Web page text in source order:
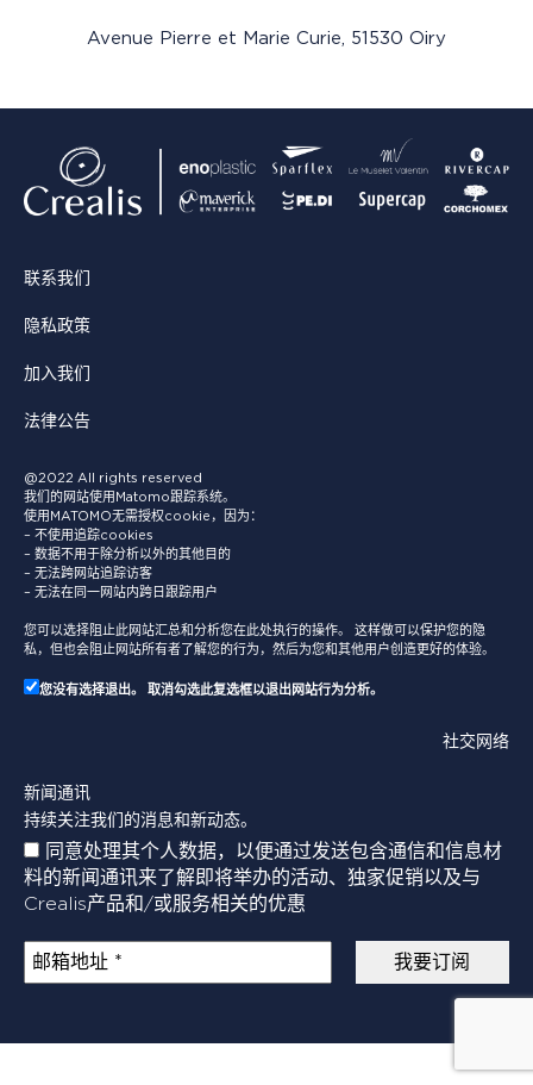
Avenue Pierre et Marie Curie, 51530 Oiry
联系我们
隐私政策
加入我们
法律公告
@2022 All rights reserved
我们的网站使用Matomo跟踪系统。
使用MATOMO无需授权cookie，因为：
– 不使用追踪cookies
– 数据不用于除分析以外的其他目的
– 无法跨网站追踪访客
– 无法在同一网站内跨日跟踪用户
您可以选择阻止此网站汇总和分析您在此处执行的操作。 这样做可以保护您的隐
私，但也会阻止网站所有者了解您的行为，然后为您和其他用户创造更好的体验。
您没有选择退出。 取消勾选此复选框以退出网站行为分析。
社交网络
新闻通讯
持续关注我们的消息和新动态。
同意处理其个人数据，以便通过发送包含通信和信息材
料的新闻通讯来了解即将举办的活动、独家促销以及与
Crealis产品和/或服务相关的优惠